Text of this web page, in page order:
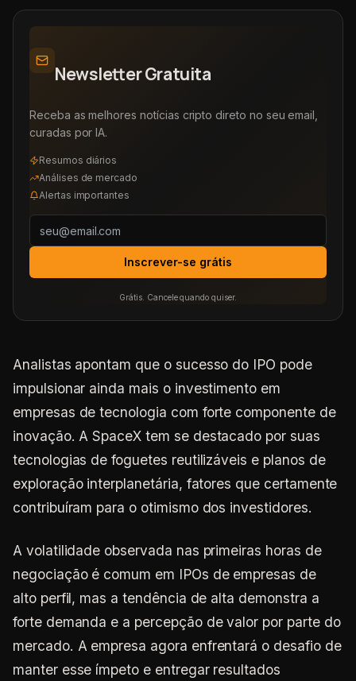
Newsletter Gratuita
Receba as melhores notícias cripto direto no seu email,
curadas por IA.
Resumos diários
Análises de mercado
Alertas importantes
Inscrever-se grátis
Grátis. Cancele quando quiser.
Analistas apontam que o sucesso do IPO pode
impulsionar ainda mais o investimento em
empresas de tecnologia com forte componente de
inovação. A SpaceX tem se destacado por suas
tecnologias de foguetes reutilizáveis e planos de
exploração interplanetária, fatores que certamente
contribuíram para o otimismo dos investidores.
A volatilidade observada nas primeiras horas de
negociação é comum em IPOs de empresas de
alto perfil, mas a tendência de alta demonstra a
forte demanda e a percepção de valor por parte do
mercado. A empresa agora enfrentará o desafio de
manter esse ímpeto e entregar resultados